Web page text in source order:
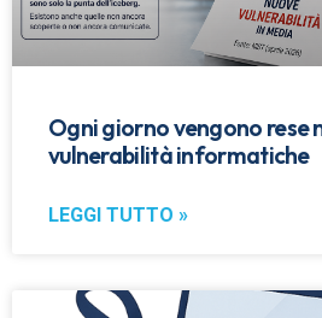
Ogni giorno vengono rese
vulnerabilità informatiche
LEGGI TUTTO »